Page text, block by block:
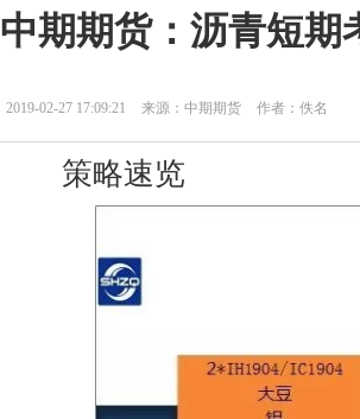
中期期货：沥青短期
2019-02-27 17:09:21 来源：中期期货 作者：佚名
策略速览